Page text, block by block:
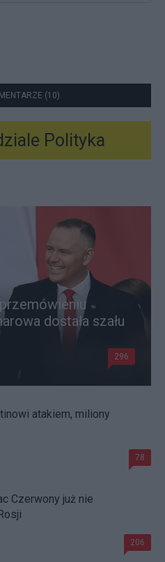
(10)
Polityka
dostała szału
296
atakiem, miliony
78
Czerwony już nie
206